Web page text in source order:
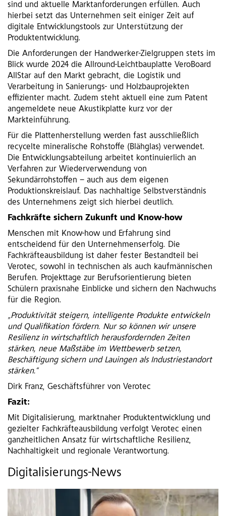
sind und aktuelle Marktanforderungen erfüllen. Auch
hierbei setzt das Unternehmen seit einiger Zeit auf
digitale Entwicklungstools zur Unterstützung der
Produktentwicklung.
Die Anforderungen der Handwerker-Zielgruppen stets im
Blick wurde 2024 die Allround-Leichtbauplatte VeroBoard
AllStar auf den Markt gebracht, die Logistik und
Verarbeitung in Sanierungs- und Holzbauprojekten
effizienter macht. Zudem steht aktuell eine zum Patent
angemeldete neue Akustikplatte kurz vor der
Markteinführung.
Für die Plattenherstellung werden fast ausschließlich
recycelte mineralische Rohstoffe (Blähglas) verwendet.
Die Entwicklungsabteilung arbeitet kontinuierlich an
Verfahren zur Wiederverwendung von
Sekundärrohstoffen – auch aus dem eigenen
Produktionskreislauf. Das nachhaltige Selbstverständnis
des Unternehmens zeigt sich hierbei deutlich.
Fachkräfte sichern Zukunft und Know-how
Menschen mit Know-how und Erfahrung sind
entscheidend für den Unternehmenserfolg. Die
Fachkräfteausbildung ist daher fester Bestandteil bei
Verotec, sowohl in technischen als auch kaufmännischen
Berufen. Projekttage zur Berufsorientierung bieten
Schülern praxisnahe Einblicke und sichern den Nachwuchs
für die Region.
„Produktivität steigern, intelligente Produkte entwickeln
und Qualifikation fördern. Nur so können wir unsere
Resilienz in wirtschaftlich herausfordernden Zeiten
stärken, neue Maßstäbe im Wettbewerb setzen,
Beschäftigung sichern und Lauingen als Industriestandort
stärken.“
Dirk Franz, Geschäftsführer von Verotec
Fazit:
Mit Digitalisierung, marktnaher Produktentwicklung und
gezielter Fachkräfteausbildung verfolgt Verotec einen
ganzheitlichen Ansatz für wirtschaftliche Resilienz,
Nachhaltigkeit und regionale Verantwortung.
Digitalisierungs-News